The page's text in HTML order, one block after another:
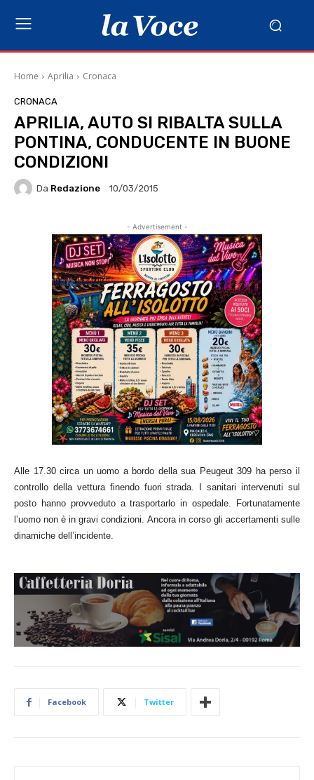
Home Aprilia Cronaca
CRONACA
APRILIA, AUTO SI RIBALTA SULLA
PONTINA, CONDUCENTE IN BUONE
CONDIZIONI
Da Redazione 10/03/2015
- Advertisement -
Alle 17.30 circa un uomo a bordo della sua Peugeut 309 ha perso il
controllo della vettura finendo fuori strada. I sanitari intervenuti sul
posto hanno provveduto a trasportarlo in ospedale. Fortunatamente
l’uomo non è in gravi condizioni. Ancora in corso gli accertamenti sulle
dinamiche dell’incidente.
Facebook Twitter